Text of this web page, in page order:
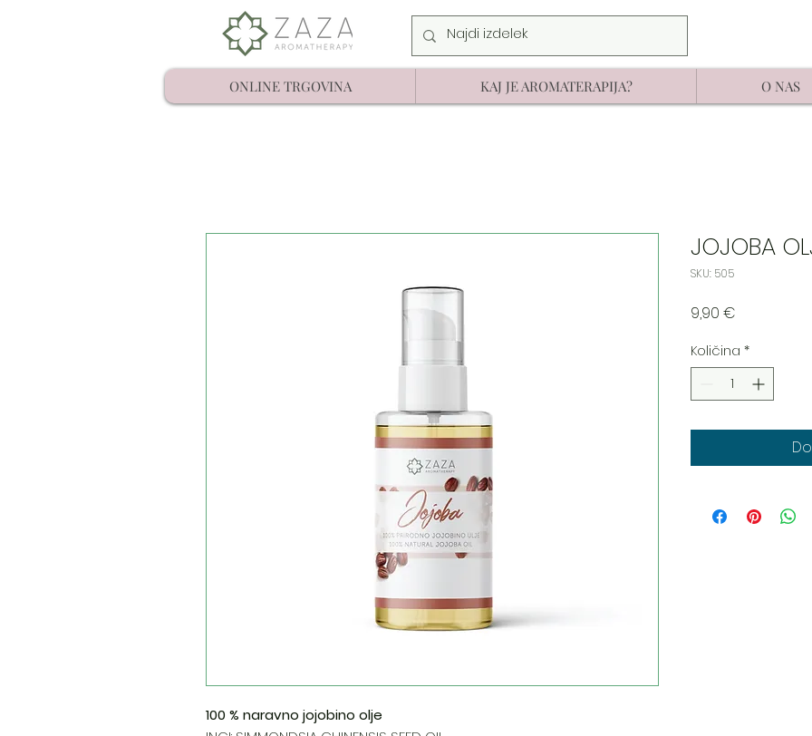
ONLINE TRGOVINA KAJ JE AROMATERAPIJA? O NAS
100 % naravno jojobino olje
JOJOBA
SKU: 505
9,90 €
Količina *